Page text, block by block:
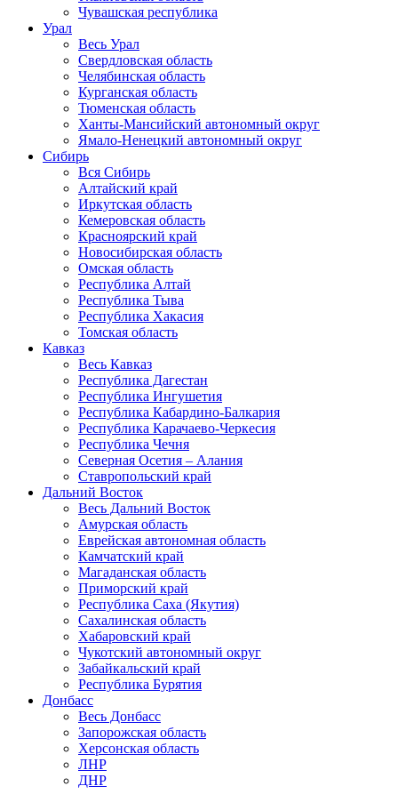
Чувашская республика
Урал
Весь Урал
Свердловская область
Челябинская область
Курганская область
Тюменская область
Ханты-Мансийский автономный округ
Ямало-Ненецкий автономный округ
Сибирь
Вся Сибирь
Алтайский край
Иркутская область
Кемеровская область
Красноярский край
Новосибирская область
Омская область
Республика Алтай
Республика Тыва
Республика Хакасия
Томская область
Кавказ
Весь Кавказ
Республика Дагестан
Республика Ингушетия
Республика Кабардино-Балкария
Республика Карачаево-Черкесия
Республика Чечня
Северная Осетия – Алания
Ставропольский край
Дальний Восток
Весь Дальний Восток
Амурская область
Еврейская автономная область
Камчатский край
Магаданская область
Приморский край
Республика Саха (Якутия)
Сахалинская область
Хабаровский край
Чукотский автономный округ
Забайкальский край
Республика Бурятия
Донбасс
Весь Донбасс
Запорожская область
Херсонская область
ЛНР
ДНР